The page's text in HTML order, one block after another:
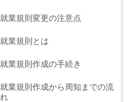
就業規則変更の注意点
就業規則とは
就業規則作成の手続き
就業規則作成から周知までの流
れ